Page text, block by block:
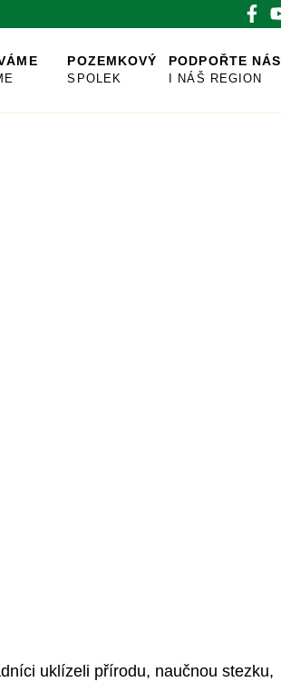
POZEMKOVÝ
SPOLEK
PODPOŘTE NÁS
I NÁŠ REGION
uklízeli přírodu, naučnou stezku,